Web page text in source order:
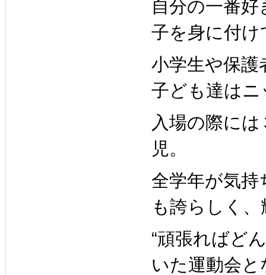
自分の一番
子を身に付
小学生や保
子ども達はニ
入場の際に
児。
全学年が気
も誇らしく
“頑張ればど
いた運動会